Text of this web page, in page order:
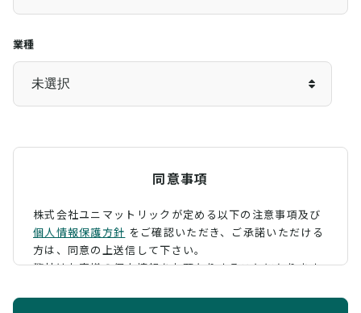
業種
同意事項
株式会社ユニマットリックが定める以下の注意事項及び
個人情報保護方針 をご確認いただき、 ご承諾いただける
方は、同意の上送信して下さい。
弊社はお客様の個人情報をお預かりすることになります
ように定め、保護に努めております。